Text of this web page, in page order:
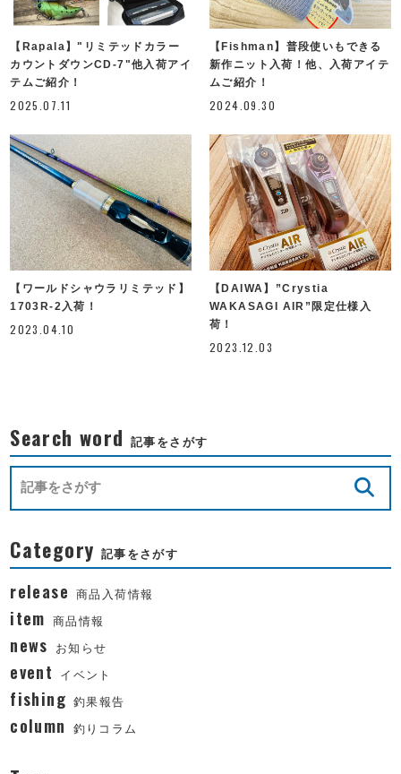
【Rapala】"リミテッドカラー
カウントダウンCD-7"他入荷アイ
テムご紹介！
2025.07.11
【Fishman】普段使いもできる
新作ニット入荷！他、入荷アイテ
ムご紹介！
2024.09.30
【ワールドシャウラリミテッド】
1703R-2入荷！
2023.04.10
【DAIWA】”Crystia
WAKASAGI AIR”限定仕様入
荷！
2023.12.03
Search word 記事をさがす
Category 記事をさがす
release 商品入荷情報
item 商品情報
news お知らせ
event イベント
fishing 釣果報告
column 釣りコラム